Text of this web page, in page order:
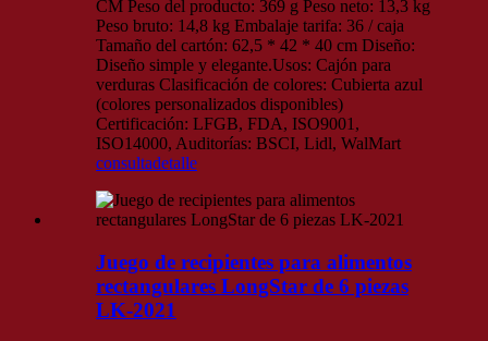
CM Peso del producto: 369 g Peso neto: 13,3 kg
Peso bruto: 14,8 kg Embalaje tarifa: 36 / caja
Tamaño del cartón: 62,5 * 42 * 40 cm Diseño:
Diseño simple y elegante.Usos: Cajón para
verduras Clasificación de colores: Cubierta azul
(colores personalizados disponibles)
Certificación: LFGB, FDA, ISO9001,
ISO14000, Auditorías: BSCI, Lidl, WalMart
consultadetalle
Juego de recipientes para alimentos
rectangulares LongStar de 6 piezas
LK-2021